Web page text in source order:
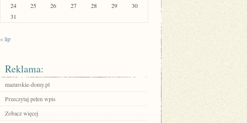
24
25 26 27 28 29
30
31
« lip
Reklama:
mazurskie-domy.pl
Przeczytaj pełen wpis
Zobacz więcej